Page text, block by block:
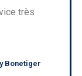
très
Bonetiger